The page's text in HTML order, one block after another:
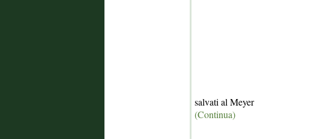
salvati al Meyer
(Continua)